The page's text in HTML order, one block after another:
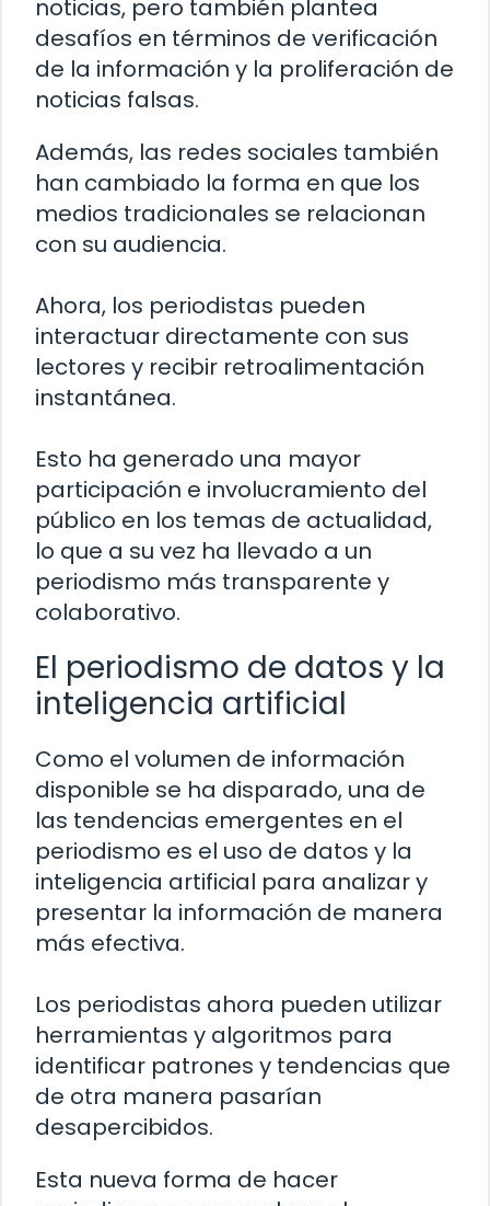
noticias, pero también plantea
desafíos en términos de verificación
de la información y la proliferación de
noticias falsas.
Además, las redes sociales también
han cambiado la forma en que los
medios tradicionales se relacionan
con su audiencia.
Ahora, los periodistas pueden
interactuar directamente con sus
lectores y recibir retroalimentación
instantánea.
Esto ha generado una mayor
participación e involucramiento del
público en los temas de actualidad,
lo que a su vez ha llevado a un
periodismo más transparente y
colaborativo.
El periodismo de datos y la
inteligencia artificial
Como el volumen de información
disponible se ha disparado, una de
las tendencias emergentes en el
periodismo es el uso de datos y la
inteligencia artificial para analizar y
presentar la información de manera
más efectiva.
Los periodistas ahora pueden utilizar
herramientas y algoritmos para
identificar patrones y tendencias que
de otra manera pasarían
desapercibidos.
Esta nueva forma de hacer